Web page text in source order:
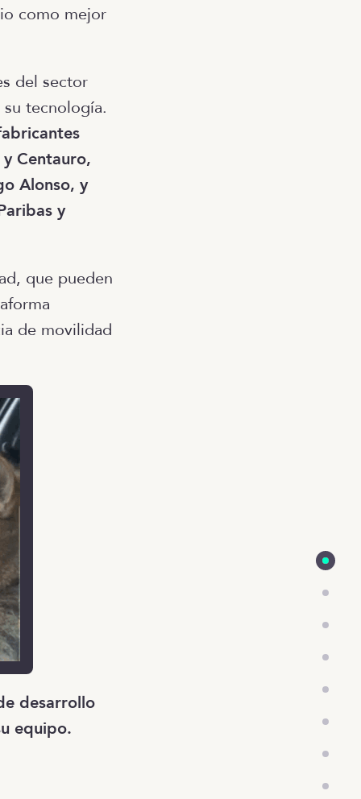
como mejor
del sector
tecnología.
Centauro,
Alonso, y
y
que pueden
de movilidad
desarrollo
equipo.